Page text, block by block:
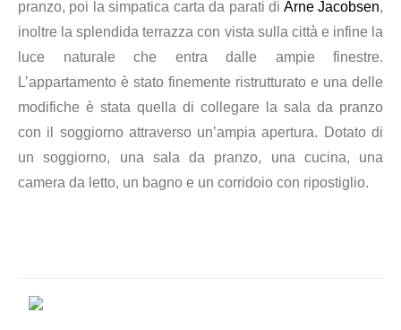
pranzo, poi la simpatica carta da parati di Arne Jacobsen,
inoltre la splendida terrazza con vista sulla città e infine la
luce naturale che entra dalle ampie finestre.
L’appartamento è stato finemente ristrutturato e una delle
modifiche è stata quella di collegare la sala da pranzo
con il soggiorno attraverso un’ampia apertura. Dotato di
un soggiorno, una sala da pranzo, una cucina, una
camera da letto, un bagno e un corridoio con ripostiglio.